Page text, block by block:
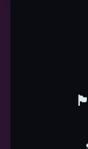
🏴󠁧󠁢󠁥󠁮󠁧󠁿